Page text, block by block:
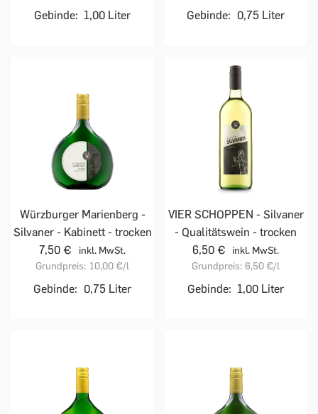
Gebinde: 1,00 Liter Gebinde: 0,75 Liter
Würzburger Marienberg -
Silvaner - Kabinett - trocken
7,50 €
inkl. MwSt.
Grundpreis: 10,00 €/l
Gebinde: 0,75 Liter
VIER SCHOPPEN - Silvaner
- Qualitätswein - trocken
6,50 €
inkl. MwSt.
Grundpreis: 6,50 €/l
Gebinde: 1,00 Liter